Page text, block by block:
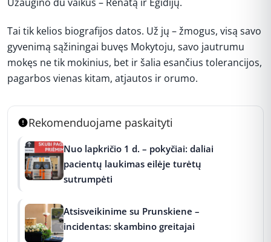
Užaugino du vaikus – Renatą ir Egidijų.
Tai tik kelios biografijos datos. Už jų – žmogus, visą savo
gyvenimą sąžiningai buvęs Mokytoju, savo jautrumu
mokęs ne tik mokinius, bet ir šalia esančius tolerancijos,
pagarbos vienas kitam, atjautos ir orumo.
Rekomenduojame paskaityti
Nuo lapkričio 1 d. – pokyčiai: daliai
pacientų laukimas eilėje turėtų
sutrumpėti
Atsisveikinime su Prunskiene –
incidentas: skambino greitajai